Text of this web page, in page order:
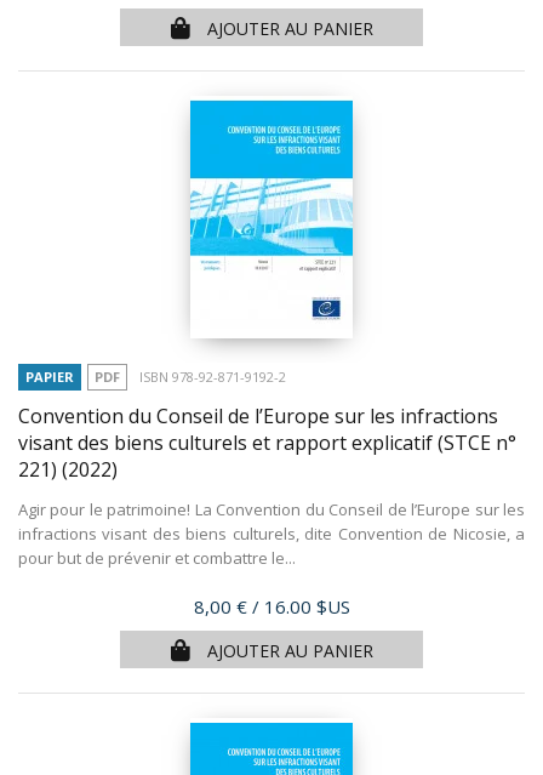
AJOUTER AU PANIER
PAPIER PDF ISBN 978-92-871-9192-2
Convention du Conseil de l’Europe sur les infractions
visant des biens culturels et rapport explicatif (STCE n°
221) (2022)
Agir pour le patrimoine! La Convention du Conseil de l’Europe sur les
infractions visant des biens culturels, dite Convention de Nicosie, a
pour but de prévenir et combattre le...
Prix
8,00 € / 16.00 $US
AJOUTER AU PANIER